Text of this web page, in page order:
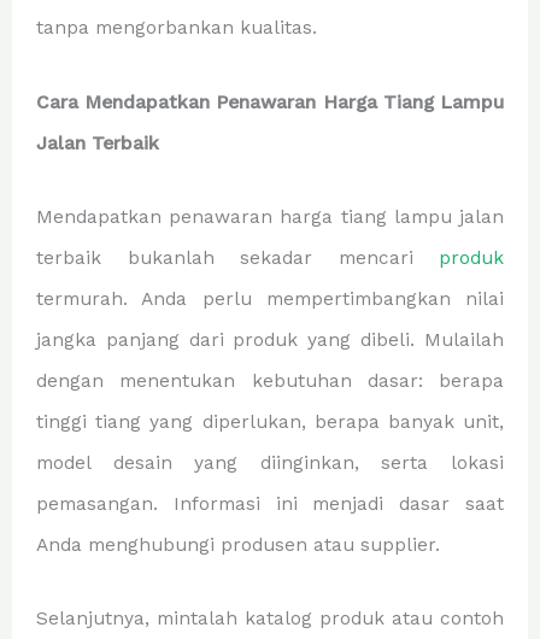
tanpa mengorbankan kualitas.
Cara Mendapatkan Penawaran Harga Tiang Lampu
Jalan Terbaik
Mendapatkan penawaran harga tiang lampu jalan
terbaik bukanlah sekadar mencari produk
termurah. Anda perlu mempertimbangkan nilai
jangka panjang dari produk yang dibeli. Mulailah
dengan menentukan kebutuhan dasar: berapa
tinggi tiang yang diperlukan, berapa banyak unit,
model desain yang diinginkan, serta lokasi
pemasangan. Informasi ini menjadi dasar saat
Anda menghubungi produsen atau supplier.
Selanjutnya, mintalah katalog produk atau contoh